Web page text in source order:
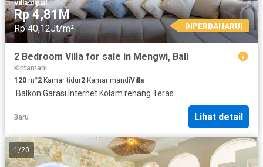
Villa·dijual
Rp 4,81M
Rp 40,12Jt/m² DIPERBAHARUI
2 Bedroom Villa for sale in Mengwi, Bali
Kintamani
120 m²2 Kamar tidur2 Kamar mandiVilla
·Balkon·Garasi· Internet·Kolam renang·Teras
Baru Lihat detail
1/20